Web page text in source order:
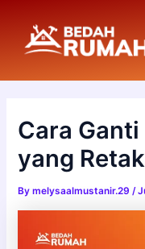
content
Cara
yang
Bymelysaalmustanir.29 /